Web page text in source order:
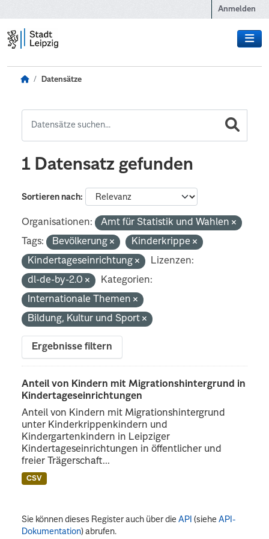
Anmelden
Datensätze
1 Datensatz gefunden
Sortieren nach
Organisationen:
Amt für Statistik und Wahlen
Tags:
Bevölkerung
Kinderkrippe
Kindertageseinrichtung
Lizenzen:
dl-de-by-2.0
Kategorien:
Internationale Themen
Bildung, Kultur und Sport
Ergebnisse filtern
Anteil von Kindern mit Migrationshintergrund in
Kindertageseinrichtungen
Anteil von Kindern mit Migrationshintergrund
unter Kinderkrippenkindern und
Kindergartenkindern in Leipziger
Kindertageseinrichtungen in öffentlicher und
freier Trägerschaft...
CSV
Sie können dieses Register auch über dieAPI (sieheAPI-
Dokumentation) abrufen.